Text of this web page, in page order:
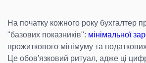
На початку кожного року бухгалтер
"базових показників": мінімальної
прожиткового мінімуму та податкових
Це обов'язковий ритуал, адже ці